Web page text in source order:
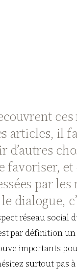
articles, il
d’autres
par les
réseau
par définition
importants
surtout